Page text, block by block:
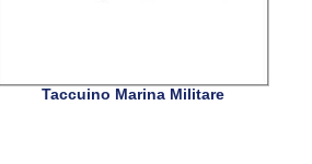
Taccuino Marina Militare